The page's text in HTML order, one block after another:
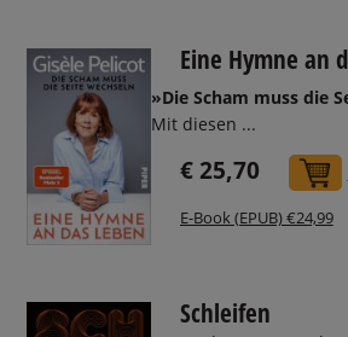
Eine Hymne an
»Die Scham muss die
Mit diesen ...
€ 25,70
E-Book (EPUB) €24,99
Schleifen